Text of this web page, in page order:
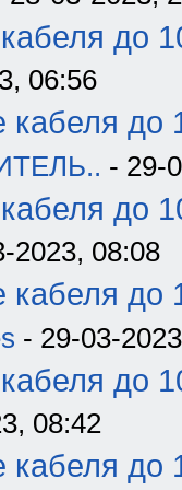
до
06:56
до
- 29-
до
2023, 08:08
до
- 29-03-
до
08:42
до